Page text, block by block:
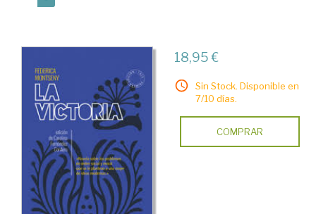
18,95 €
Sin Stock. Disponible en
7/10 días.
COMPRAR